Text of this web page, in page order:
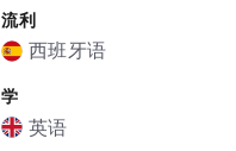
流利
西班牙语
学
英语